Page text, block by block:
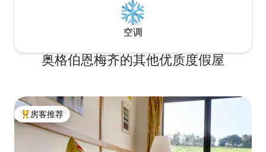
空调
奥格伯恩梅齐的其他优质度假屋
热门「房客推荐」
房客推荐